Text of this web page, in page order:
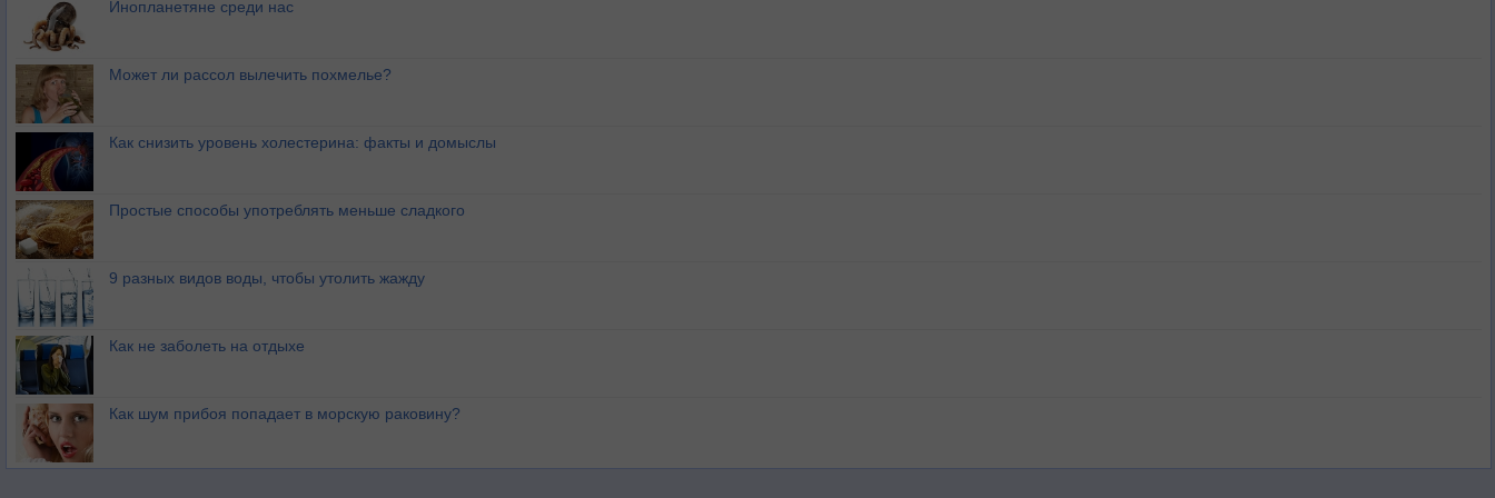
Инопланетяне среди нас
Может ли рассол вылечить похмелье?
Как снизить уровень холестерина: факты и домыслы
Простые способы употреблять меньше сладкого
9 разных видов воды, чтобы утолить жажду
Как не заболеть на отдыхе
Как шум прибоя попадает в морскую раковину?